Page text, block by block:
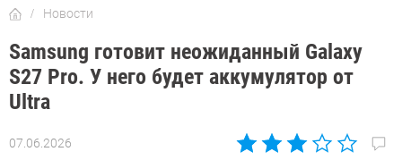
Новости
Samsung готовит неожиданный Galaxy
S27 Pro. У него будет аккумулятор от
Ultra
07.06.2026
Автор: